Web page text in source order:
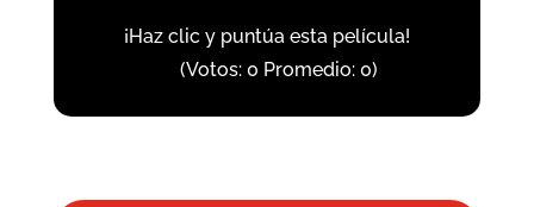
¡Haz clic y puntúa esta película!
(Votos: 0 Promedio: 0)